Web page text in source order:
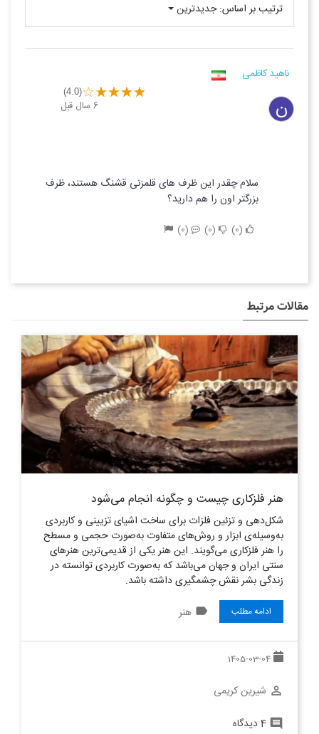
ترتیب بر اساس: جدیدترین
ن
ناهید کاظمی
(4.0)
6 سال قبل
سلام چقدر این ظرف های قلمزنی قشنگ هستند، ظرف
بزرگتر اون را هم دارید؟
0
0
0
مقالات مرتبط
هنر فلزکاری چیست و چگونه انجام می‌شود
شکل‌دهی و تزئین فلزات برای ساخت اشیای تزیینی و کاربردی
به‌وسیله‌ی ابزار و روش‌های متفاوت به‌صورت حجمی و مسطح
را هنر فلزکاری می‌‌گویند. این هنر یکی از قدیمی‌ترین هنرهای
سنتی ایران و جهان می‌باشد که به‌صورت کاربردی توانسته در
زندگی بشر نقش چشمگیری داشته باشد.
ادامه مطلب label هنر
1405-03-04
perm_identity شیرین کریمی
comment 4 دیدگاه